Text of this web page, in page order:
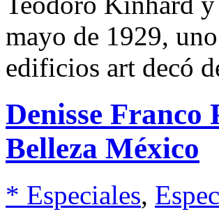
mayo de 1929,
edificios art decó
Denisse Franco
Belleza México
* Especiales,